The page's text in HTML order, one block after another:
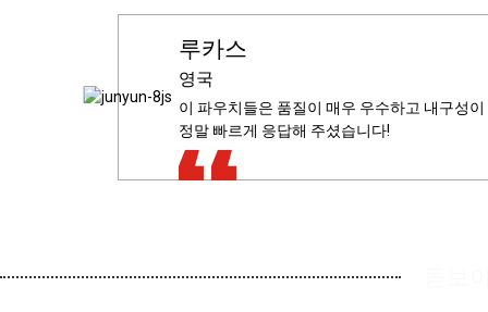
타 도흐초르
기술 관리자
미국
초기 상담부터 특정 산업 분야에서 고객이 설
Goldenlaser는 단순한 장비가 아닌 포괄적인
남자
사슴
무료 디자인 서비스가 정말 훌륭했어요. 웬디
리암
독일
포장이 정말 훌륭해요. 배송도 빠르고 품질도
루카스
영국
이 파우치들은 품질이 매우 우수하고 내구성
정말 빠르게 응답해 주셨습니다!
석공
독일
무료 디자인 서비스에 매우 만족합니다. 이브
루카스
호주
실용적이면서도 보기 좋은 고품질 파우치입니